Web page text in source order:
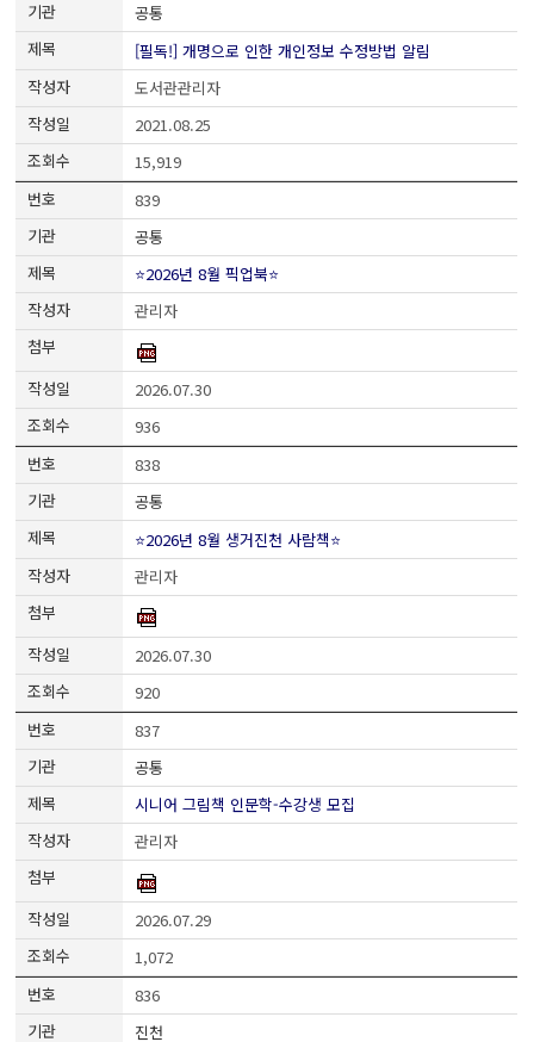
공통
[필독!] 개명으로 인한 개인정보 수정방법 알림
도서관관리자
2021.08.25
15,919
839
공통
⭐2026년 8월 픽업북⭐
관리자
2026.07.30
936
838
공통
⭐2026년 8월 생거진천 사람책⭐
관리자
2026.07.30
920
837
공통
시니어 그림책 인문학-수강생 모집
관리자
2026.07.29
1,072
836
진천